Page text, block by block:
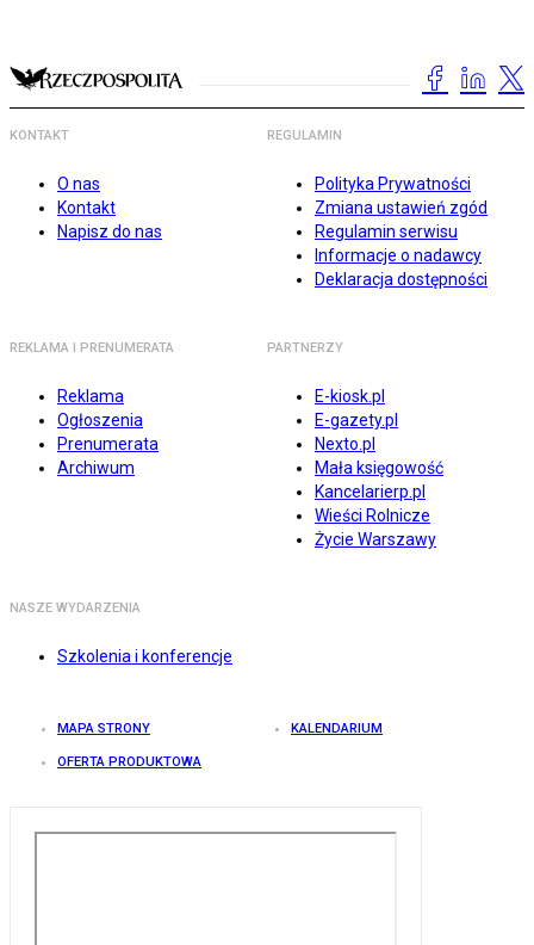
KONTAKT
O nas
Kontakt
Napisz do nas
REGULAMIN
Polityka Prywatności
Zmiana ustawień zgód
Regulamin serwisu
Informacje o nadawcy
Deklaracja dostępności
REKLAMA I PRENUMERATA
Reklama
Ogłoszenia
Prenumerata
Archiwum
PARTNERZY
E-kiosk.pl
E-gazety.pl
Nexto.pl
Mała księgowość
Kancelarierp.pl
Wieści Rolnicze
Życie Warszawy
NASZE WYDARZENIA
Szkolenia i konferencje
MAPA STRONY KALENDARIUM
OFERTA PRODUKTOWA